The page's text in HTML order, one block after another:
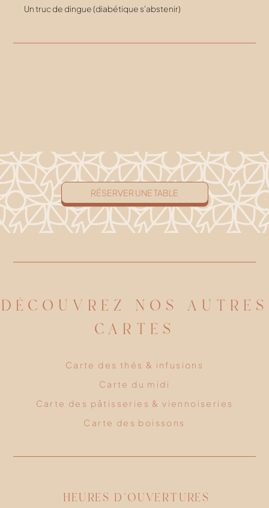
Un truc de dingue (diabétique s'abstenir)
RÉSERVER UNE TABLE
DÉCOUVREZ NOS AUTRES
CARTES
Carte des thés & infusions
Carte du midi
Carte des pâtisseries & viennoiseries
Carte des boissons
HEURES D'OUVERTURES